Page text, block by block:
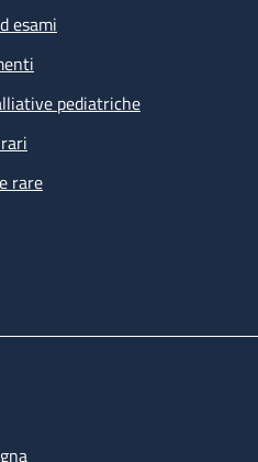
esami
pediatriche
rare